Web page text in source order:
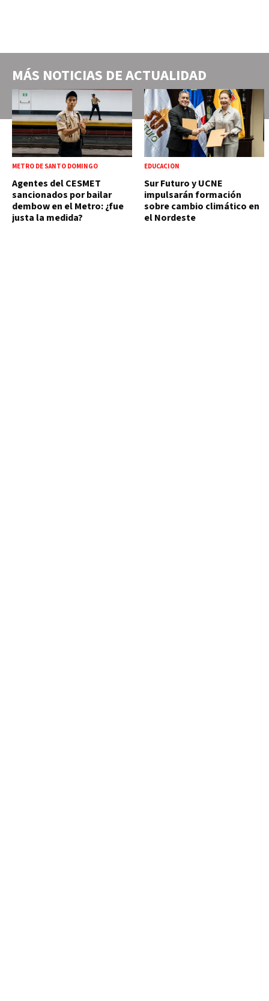
MÁS NOTICIAS DEACTUALIDAD
METRO DE SANTO DOMINGO
Agentes del CESMET
sancionados por bailar
dembow en el Metro: ¿fue
justa la medida?
EDUCACIÓN
Sur Futuro y UCNE
impulsarán formación
sobre cambio climático en
el Nordeste